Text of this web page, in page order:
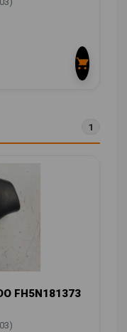
1
FH5N181373